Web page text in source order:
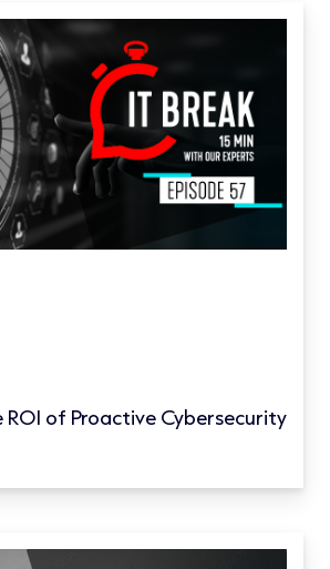
ROI of Proactive Cybersecurity